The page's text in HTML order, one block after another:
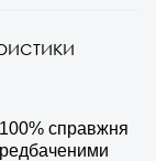
справжня